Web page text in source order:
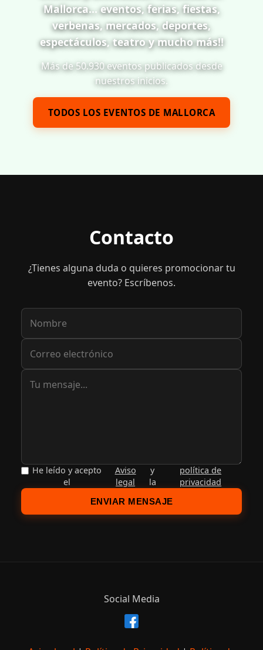
Mallorca... eventos, ferias, fiestas,
verbenas, mercados, deportes,
espectáculos, teatro y mucho más!!
Más de 50.930 eventos publicados desde
nuestros inicios.
TODOS LOS EVENTOS DE MALLORCA
Contacto
¿Tienes alguna duda o quieres promocionar tu
evento? Escríbenos.
He leído y acepto
el
Aviso
legal
y
la
política de
privacidad
ENVIAR MENSAJE
Social Media